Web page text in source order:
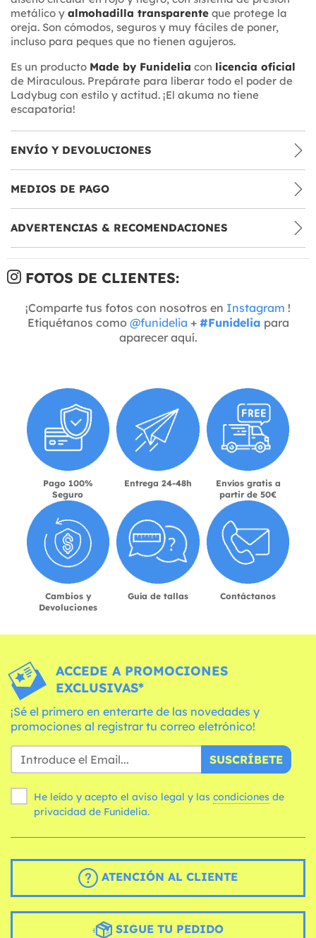
metálico y almohadilla transparente que protege la
oreja. Son cómodos, seguros y muy fáciles de poner,
incluso para peques que no tienen agujeros.
Es un producto Made by Funidelia con licencia oficial
de Miraculous. Prepárate para liberar todo el poder de
Ladybug con estilo y actitud. ¡El akuma no tiene
escapatoria!
ENVÍO Y DEVOLUCIONES
MEDIOS DE PAGO
ADVERTENCIAS & RECOMENDACIONES
FOTOS DE CLIENTES:
¡Comparte tus fotos con nosotros en Instagram !
Etiquétanos como @funidelia + #Funidelia para
aparecer aquí.
Pago 100%
Seguro
Entrega 24-48h
Envíos gratis a
partir de 50€
Cambios y
Devoluciones
Guía de tallas Contáctanos
ACCEDE A PROMOCIONES
EXCLUSIVAS*
¡Sé el primero en enterarte de las novedades y
promociones al registrar tu correo eletrónico!
SUSCRÍBETE
He leído y acepto el aviso legal y las condiciones
privacidad de Funidelia.
ATENCIÓN AL CLIENTE
SIGUE TU PEDIDO